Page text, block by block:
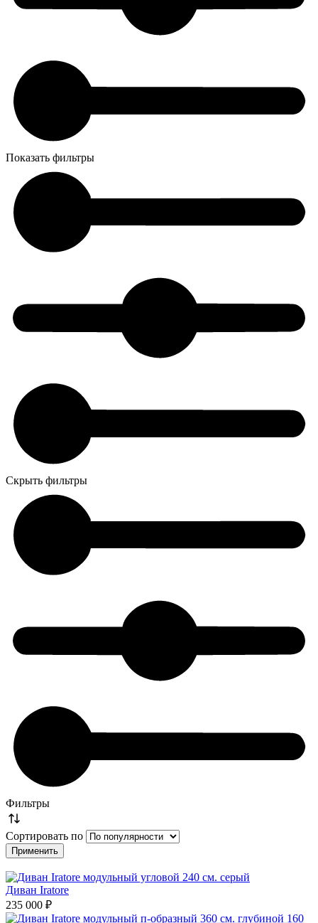
Показать фильтры
Скрыть фильтры
Фильтры
Сортировать по
Диван Iratore
235 000 ₽